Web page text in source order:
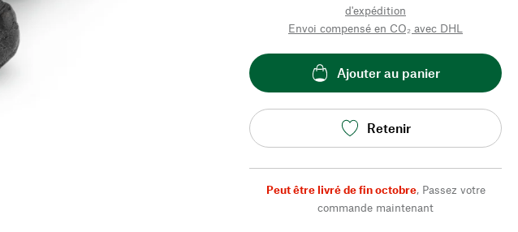
d'expédition
Envoi compensé en CO₂ avec DHL
Ajouter au panier
Retenir
Peut être livré de fin octobre, Passez votre
commande maintenant